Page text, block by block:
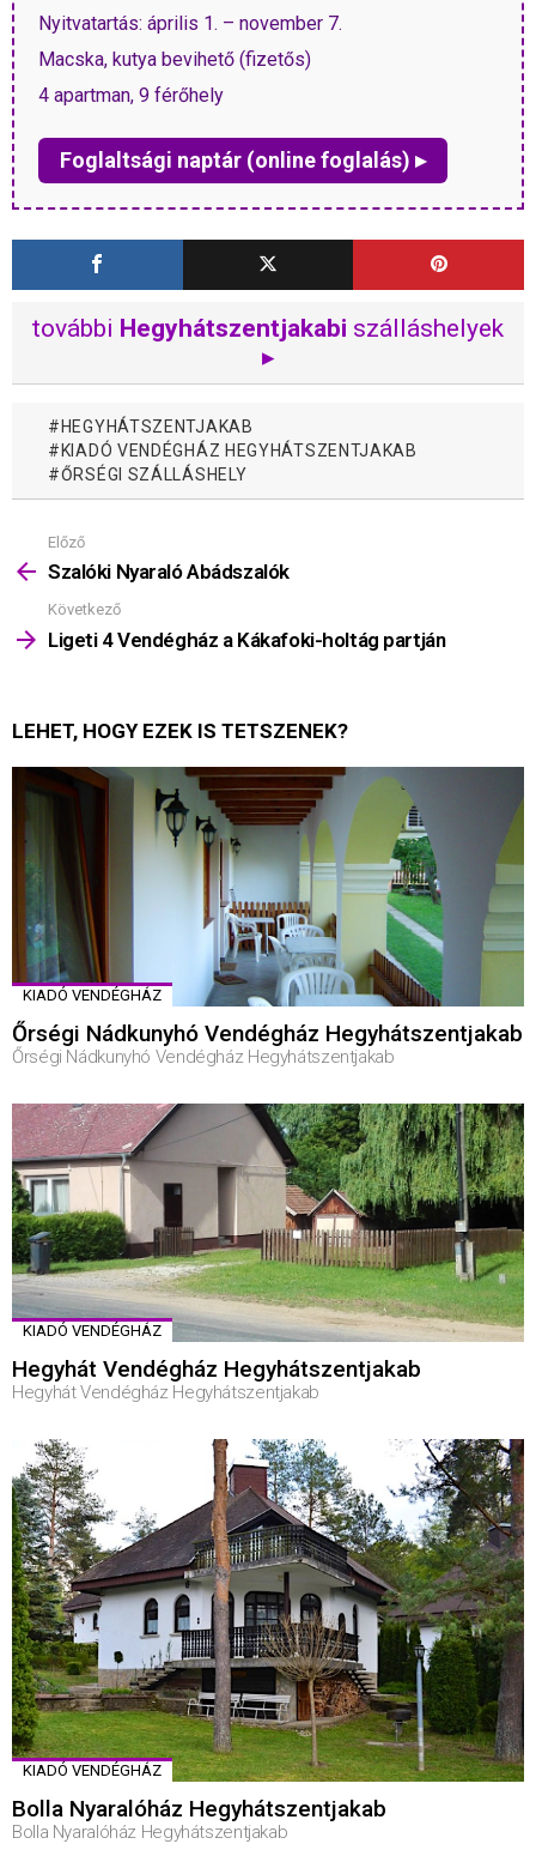
Nyitvatartás: április 1. – november 7.
Macska, kutya bevihető (fizetős)
4 apartman, 9 férőhely
Foglaltsági naptár (online foglalás) ▸
további Hegyhátszentjakabi szálláshelyek
▸
HEGYHÁTSZENTJAKAB
KIADÓ VENDÉGHÁZ HEGYHÁTSZENTJAKAB
ŐRSÉGI SZÁLLÁSHELY
Mutass
többet
Előző
Szalóki Nyaraló Abádszalók
Következő
Ligeti 4 Vendégház a Kákafoki-holtág partján
LEHET, HOGY EZEK IS TETSZENEK?
KIADÓ VENDÉGHÁZ
Őrségi Nádkunyhó Vendégház Hegyhátszentjakab
Őrségi Nádkunyhó Vendégház Hegyhátszentjakab
KIADÓ VENDÉGHÁZ
Hegyhát Vendégház Hegyhátszentjakab
Hegyhát Vendégház Hegyhátszentjakab
KIADÓ VENDÉGHÁZ
Bolla Nyaralóház Hegyhátszentjakab
Bolla Nyaralóház Hegyhátszentjakab